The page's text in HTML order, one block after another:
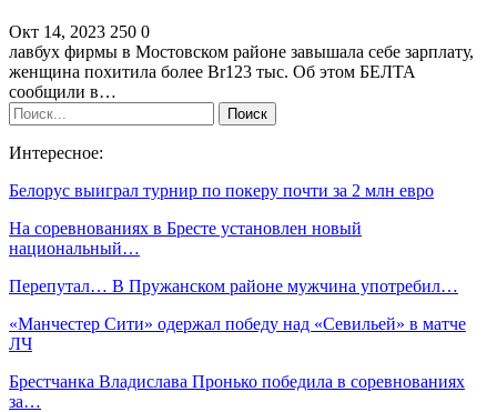
Окт 14, 2023 250 0
лавбух фирмы в Мостовском районе завышала себе зарплату,
женщина похитила более Br123 тыс. Об этом БЕЛТА
сообщили в…
Интересное:
Белорус выиграл турнир по покеру почти за 2 млн евро
На соревнованиях в Бресте установлен новый
национальный…
Перепутал… В Пружанском районе мужчина употребил…
«Манчестер Сити» одержал победу над «Севильей» в матче
ЛЧ
Брестчанка Владислава Пронько победила в соревнованиях
за…